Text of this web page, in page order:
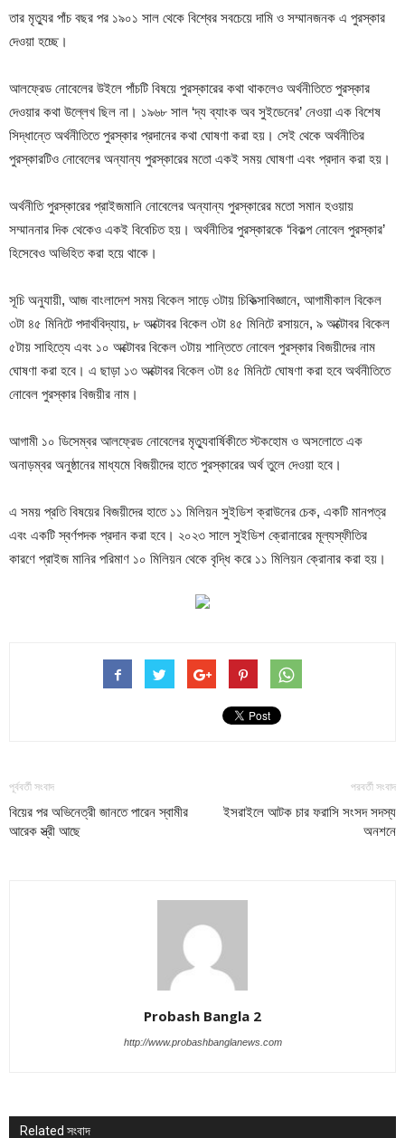
তার মৃত্যুর পাঁচ বছর পর ১৯০১ সাল থেকে বিশ্বের সবচেয়ে দামি ও সম্মানজনক এ পুরস্কার
দেওয়া হচ্ছে।
আলফ্রেড নোবেলের উইলে পাঁচটি বিষয়ে পুরস্কারের কথা থাকলেও অর্থনীতিতে পুরস্কার
দেওয়ার কথা উল্লেখ ছিল না। ১৯৬৮ সাল ‘দ্য ব্যাংক অব সুইডেনের’ নেওয়া এক বিশেষ
সিদ্ধান্তে অর্থনীতিতে পুরস্কার প্রদানের কথা ঘোষণা করা হয়। সেই থেকে অর্থনীতির
পুরস্কারটিও নোবেলের অন্যান্য পুরস্কারের মতো একই সময় ঘোষণা এবং প্রদান করা হয়।
অর্থনীতি পুরস্কারের প্রাইজমানি নোবেলের অন্যান্য পুরস্কারের মতো সমান হওয়ায়
সম্মাননার দিক থেকেও একই বিবেচিত হয়। অর্থনীতির পুরস্কারকে ‘বিকল্প নোবেল পুরস্কার’
হিসেবেও অভিহিত করা হয়ে থাকে।
সূচি অনুযায়ী, আজ বাংলাদেশ সময় বিকেল সাড়ে ৩টায় চিকিত্সাবিজ্ঞানে, আগামীকাল বিকেল
৩টা ৪৫ মিনিটে পদার্থবিদ্যায়, ৮ অক্টোবর বিকেল ৩টা ৪৫ মিনিটে রসায়নে, ৯ অক্টোবর বিকেল
৫টায় সাহিত্যে এবং ১০ অক্টোবর বিকেল ৩টায় শান্তিতে নোবেল পুরস্কার বিজয়ীদের নাম
ঘোষণা করা হবে। এ ছাড়া ১৩ অক্টোবর বিকেল ৩টা ৪৫ মিনিটে ঘোষণা করা হবে অর্থনীতিতে
নোবেল পুরস্কার বিজয়ীর নাম।
আগামী ১০ ডিসেম্বর আলফ্রেড নোবেলের মৃত্যুবার্ষিকীতে স্টকহোম ও অসলোতে এক
অনাড়ম্বর অনুষ্ঠানের মাধ্যমে বিজয়ীদের হাতে পুরস্কারের অর্থ তুলে দেওয়া হবে।
এ সময় প্রতি বিষয়ের বিজয়ীদের হাতে ১১ মিলিয়ন সুইডিশ ক্রাউনের চেক, একটি মানপত্র
এবং একটি স্বর্ণপদক প্রদান করা হবে। ২০২৩ সালে সুইডিশ ক্রোনারের মূল্যস্ফীতির
কারণে প্রাইজ মানির পরিমাণ ১০ মিলিয়ন থেকে বৃদ্ধি করে ১১ মিলিয়ন ক্রোনার করা হয়।
পূর্ববর্তী সংবাদ
বিয়ের পর অভিনেত্রী জানতে পারেন স্বামীর
আরেক স্ত্রী আছে
পরবর্তী সংবাদ
ইসরাইলে আটক চার ফরাসি সংসদ সদস্য
অনশনে
Probash Bangla 2
http://www.probashbanglanews.com
Related সংবাদ